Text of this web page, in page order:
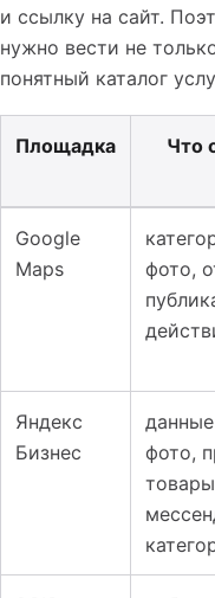
и ссылку на сайт.
нужно вести не
понятный каталог
Площадка
Что
Google
Maps
фото,
Яндекс
Бизнес
фото,